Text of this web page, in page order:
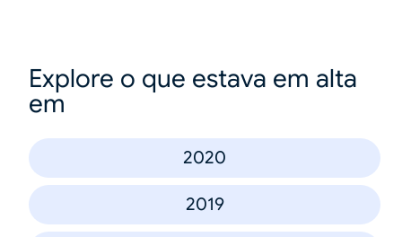
Explore o que estava em alta
em
2020
2019